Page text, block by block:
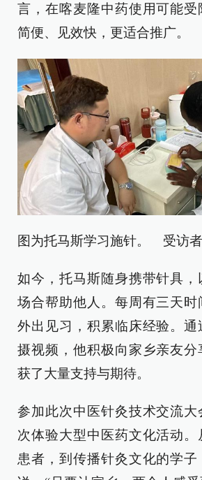
言，在喀麦隆中药使用可能
简便、见效快，更适合推广。
图为托马斯学习施针。 受访
如今，托马斯随身携带针具
场合帮助他人。每周有三天
外出见习，积累临床经验。通
摄视频，他积极向家乡亲友分
获了大量支持与期待。
参加此次中医针灸技术交流
次体验大型中医药文化活动
患者，到传播针灸文化的学